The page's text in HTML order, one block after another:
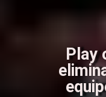
Play